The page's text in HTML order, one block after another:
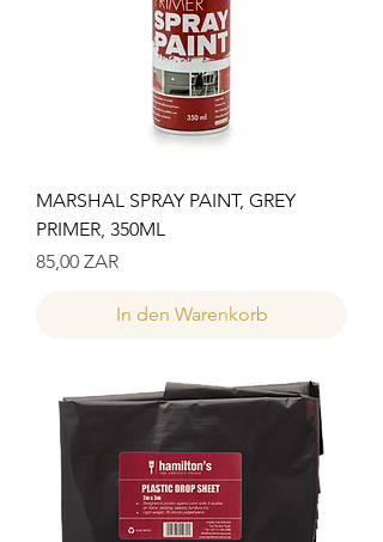
MARSHAL SPRAY PAINT, GREY
PRIMER, 350ML
Preis
85,00 ZAR
In den Warenkorb